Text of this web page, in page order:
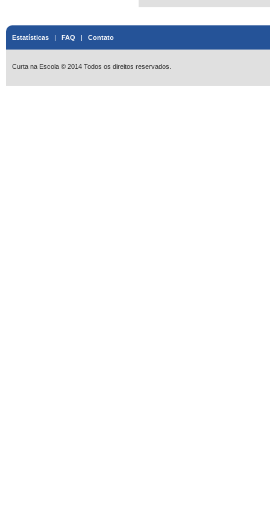
Estatísticas | FAQ | Contato
Curta na Escola © 2014 Todos os direitos reservados.